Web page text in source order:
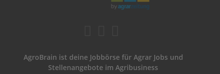
AgroBrain ist deine Jobbörse für Agrar Jobs und
Stellenangebote im Agribusiness